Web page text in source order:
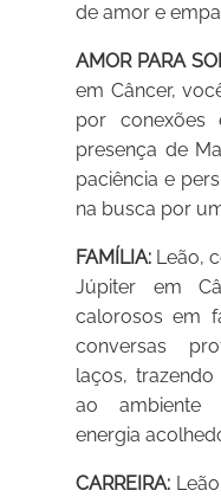
de amor e
AMOR PARA
em Câncer,
por conexões
presença de
paciência e
na busca por
FAMÍLIA: Leão,
Júpiter em
calorosos em
conversas
laços,
ao ambiente
energia
CARREIRA: